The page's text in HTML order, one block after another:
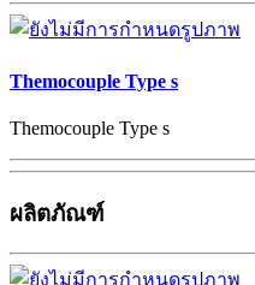
Themocouple Type s
Themocouple Type s
ผลิตภัณฑ์